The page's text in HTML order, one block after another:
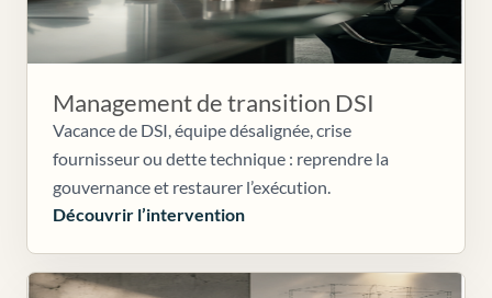
Management de transition DSI
Vacance de DSI, équipe désalignée, crise
fournisseur ou dette technique : reprendre la
gouvernance et restaurer l’exécution.
Découvrir l’intervention